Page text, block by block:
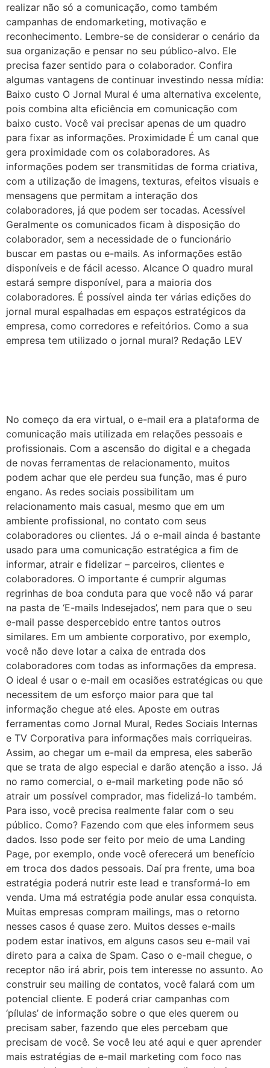
realizar não só a comunicação, como também
campanhas de endomarketing, motivação e
reconhecimento. Lembre-se de considerar o cenário da
sua organização e pensar no seu público-alvo. Ele
precisa fazer sentido para o colaborador. Confira
algumas vantagens de continuar investindo nessa mídia:
Baixo custo O Jornal Mural é uma alternativa excelente,
pois combina alta eficiência em comunicação com
baixo custo. Você vai precisar apenas de um quadro
para fixar as informações. Proximidade É um canal que
gera proximidade com os colaboradores. As
informações podem ser transmitidas de forma criativa,
com a utilização de imagens, texturas, efeitos visuais e
mensagens que permitam a interação dos
colaboradores, já que podem ser tocadas. Acessível
Geralmente os comunicados ficam à disposição do
colaborador, sem a necessidade de o funcionário
buscar em pastas ou e-mails. As informações estão
disponíveis e de fácil acesso. Alcance O quadro mural
estará sempre disponível, para a maioria dos
colaboradores. É possível ainda ter várias edições do
jornal mural espalhadas em espaços estratégicos da
empresa, como corredores e refeitórios. Como a sua
empresa tem utilizado o jornal mural? Redação LEV
No começo da era virtual, o e-mail era a plataforma de
comunicação mais utilizada em relações pessoais e
profissionais. Com a ascensão do digital e a chegada
de novas ferramentas de relacionamento, muitos
podem achar que ele perdeu sua função, mas é puro
engano. As redes sociais possibilitam um
relacionamento mais casual, mesmo que em um
ambiente profissional, no contato com seus
colaboradores ou clientes. Já o e-mail ainda é bastante
usado para uma comunicação estratégica a fim de
informar, atrair e fidelizar – parceiros, clientes e
colaboradores. O importante é cumprir algumas
regrinhas de boa conduta para que você não vá parar
na pasta de ‘E-mails Indesejados’, nem para que o seu
e-mail passe despercebido entre tantos outros
similares. Em um ambiente corporativo, por exemplo,
você não deve lotar a caixa de entrada dos
colaboradores com todas as informações da empresa.
O ideal é usar o e-mail em ocasiões estratégicas ou que
necessitem de um esforço maior para que tal
informação chegue até eles. Aposte em outras
ferramentas como Jornal Mural, Redes Sociais Internas
e TV Corporativa para informações mais corriqueiras.
Assim, ao chegar um e-mail da empresa, eles saberão
que se trata de algo especial e darão atenção a isso. Já
no ramo comercial, o e-mail marketing pode não só
atrair um possível comprador, mas fidelizá-lo também.
Para isso, você precisa realmente falar com o seu
público. Como? Fazendo com que eles informem seus
dados. Isso pode ser feito por meio de uma Landing
Page, por exemplo, onde você oferecerá um benefício
em troca dos dados pessoais. Daí pra frente, uma boa
estratégia poderá nutrir este lead e transformá-lo em
venda. Uma má estratégia pode anular essa conquista.
Muitas empresas compram mailings, mas o retorno
nesses casos é quase zero. Muitos desses e-mails
podem estar inativos, em alguns casos seu e-mail vai
direto para a caixa de Spam. Caso o e-mail chegue, o
receptor não irá abrir, pois tem interesse no assunto. Ao
construir seu mailing de contatos, você falará com um
potencial cliente. E poderá criar campanhas com
‘pílulas’ de informação sobre o que eles querem ou
precisam saber, fazendo que eles percebam que
precisam de você. Se você leu até aqui e quer aprender
mais estratégias de e-mail marketing com foco nas